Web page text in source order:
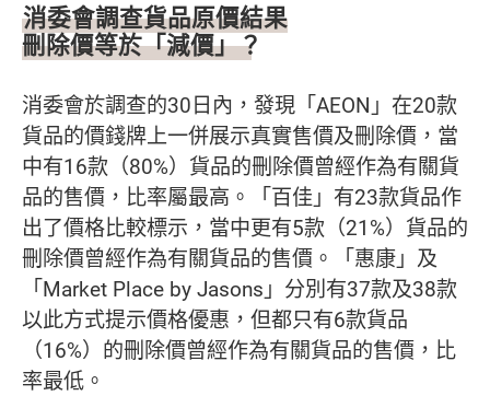
消委會調查貨品原價結果
刪除價等於「減價」？
消委會於調查的30日內，發現「AEON」在20款
貨品的價錢牌上一併展示真實售價及刪除價，當
中有16款（80%）貨品的刪除價曾經作為有關貨
品的售價，比率屬最高。「百佳」有23款貨品作
出了價格比較標示，當中更有5款（21%）貨品的
刪除價曾經作為有關貨品的售價。「惠康」及
「Market Place by Jasons」分別有37款及38款
以此方式提示價格優惠，但都只有6款貨品
（16%）的刪除價曾經作為有關貨品的售價，比
率最低。